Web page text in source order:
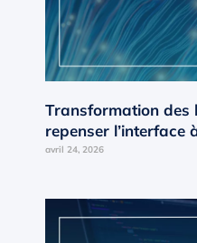
Transformation des
repenser l’interface
avril 24, 2026